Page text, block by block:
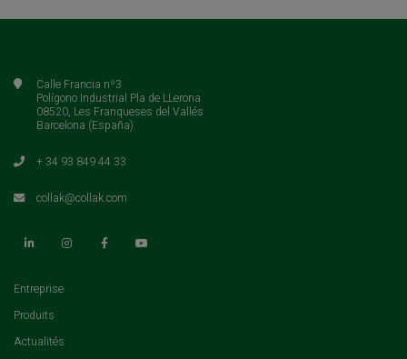
Calle Francia nº3
Polígono Industrial Pla de LLerona
08520, Les Franqueses del Vallés
Barcelona (España)
+ 34 93 849 44 33
collak@collak.com
Entreprise(current)
Produits
Actualités